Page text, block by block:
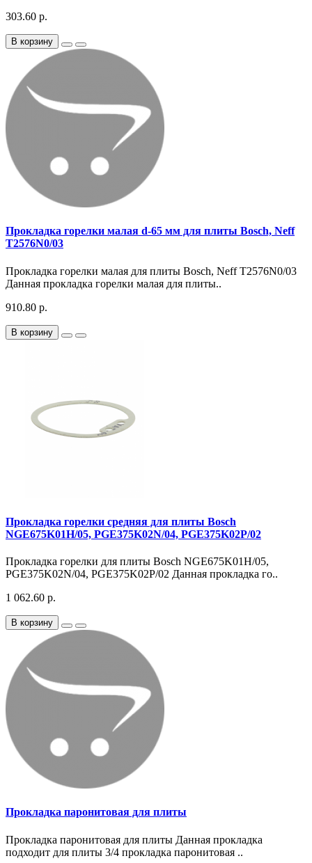
303.60 р.
В корзину
Прокладка горелки малая d-65 мм для плиты Bosch, Neff
T2576N0/03
Прокладка горелки малая для плиты Bosch, Neff T2576N0/03
Данная прокладка горелки малая для плиты..
910.80 р.
В корзину
Прокладка горелки средняя для плиты Bosch
NGE675K01H/05, PGE375K02N/04, PGE375K02P/02
Прокладка горелки для плиты Bosch NGE675K01H/05,
PGE375K02N/04, PGE375K02P/02 Данная прокладка го..
1 062.60 р.
В корзину
Прокладка паронитовая для плиты
Прокладка паронитовая для плиты Данная прокладка
подходит для плиты 3/4 прокладка паронитовая ..